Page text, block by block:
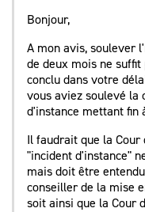
Bonjour,
A mon avis, soulever
de deux mois ne
conclu dans votre
vous aviez soulevé la
d'instance mettant fin
Il faudrait que la
"incident d'instance"
mais doit être
conseiller de la mise
soit ainsi que la Cour